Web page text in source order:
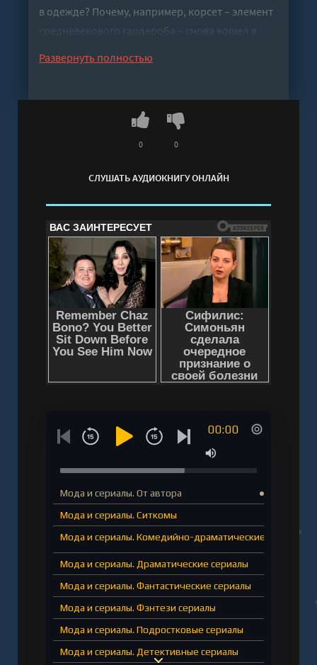
в одежде? Почему, например, корсет – элемент
средневекового гардероба – снова вошел в
«Друзья», «Эйфория», «Аббатство Даунтон» –
на примере культовых телевизионных
проектов демонстрирует связь между
всем мире.С этой книгой вы сможете
погрузиться в мир стиля и свободы
самовыражения, стать профи в разработке
своего собственного видения моды и научитесь
сочетать предметы гардероба разных цветов,
фактур и рисунков.А также узнаете:что такое
вневременные трендыв чем изюминка Рейчел
Грин и Арьи Старкпочему в «Половом
воспитании» англичане не выглядят как
типичные англичанеи откуда взялась мода на
пуховики в стиле 80-х. СодержаниеОт
драматические сериалы«Секс в большом
городе»«Эмили в Париже»«Удивительная
миссис Мейзел»Драматические
сериалы«Почему женщины убивают»«Большая
маленькая ложь»«Убивая Еву»Фантастические
сериалы«Доктор Кто»«Очень странные
дела»«Мир дикого Запада»Фэнтези
сериалы«Игра престолов»«Карнивал
Роу»«Уэнсдей»Подростковые
сериалы«Сплетница»«Эйфория»«Половое
воспитание»Детективные
сериалы«Шерлок»«Пуаро Агаты Кристи»«Твин
Пикс»Корпоративные
Развернуть полностью
СЛУШАТЬ АУДИОКНИГУ ОНЛАЙН
0 0
00:00
Мода и сериалы. От автора
Мода и сериалы. Ситкомы
Мода и сериалы. Комедийно-драматические сериалы
Мода и сериалы. Драматические сериалы
Мода и сериалы. Фантастические сериалы
Мода и сериалы. Фэнтези сериалы
Мода и сериалы. Подростковые сериалы
Мода и сериалы. Детективные сериалы